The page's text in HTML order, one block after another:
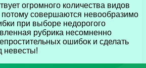
огромного количества видов
совершаются невообразимо
при выборе недорогого
рубрика несомненно
ошибок и сделать
невесты!